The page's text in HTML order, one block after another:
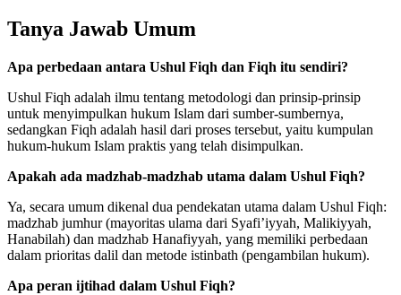
Tanya Jawab Umum
Apa perbedaan antara Ushul Fiqh dan Fiqh itu sendiri?
Ushul Fiqh adalah ilmu tentang metodologi dan prinsip-prinsip
untuk menyimpulkan hukum Islam dari sumber-sumbernya,
sedangkan Fiqh adalah hasil dari proses tersebut, yaitu kumpulan
hukum-hukum Islam praktis yang telah disimpulkan.
Apakah ada madzhab-madzhab utama dalam Ushul Fiqh?
Ya, secara umum dikenal dua pendekatan utama dalam Ushul Fiqh:
madzhab jumhur (mayoritas ulama dari Syafi’iyyah, Malikiyyah,
Hanabilah) dan madzhab Hanafiyyah, yang memiliki perbedaan
dalam prioritas dalil dan metode istinbath (pengambilan hukum).
Apa peran ijtihad dalam Ushul Fiqh?